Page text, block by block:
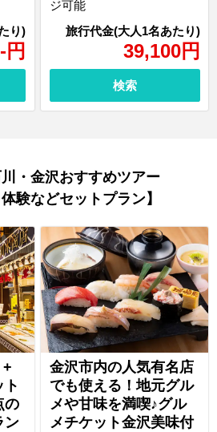
- 円 39,100円
ジ可能
検索
・金沢おすすめツアー
験などセットプラン】
+
ト
の
ン
金沢市内の人気有名店
でも使える！地元グル
メや甘味を満喫♪グル
メチケット金沢美味付